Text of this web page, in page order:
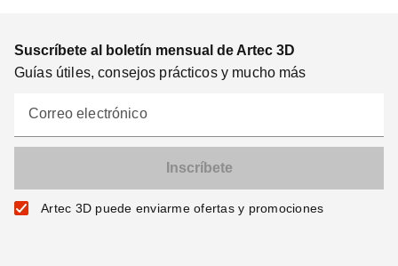
Suscríbete al boletín mensual de Artec 3D
Guías útiles, consejos prácticos y mucho más
Correo electrónico
Artec 3D puede enviarme ofertas y promociones